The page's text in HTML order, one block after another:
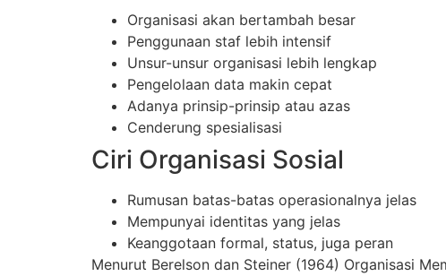
Organisasi akan bertambah besar
Penggunaan staf lebih intensif
Unsur-unsur organisasi lebih lengkap
Pengelolaan data makin cepat
Adanya prinsip-prinsip atau azas
Cenderung spesialisasi
Ciri Organisasi Sosial
Rumusan batas-batas operasionalnya jelas
Mempunyai identitas yang jelas
Keanggotaan formal, status, juga peran
Menurut Berelson dan Steiner (1964) Organisasi